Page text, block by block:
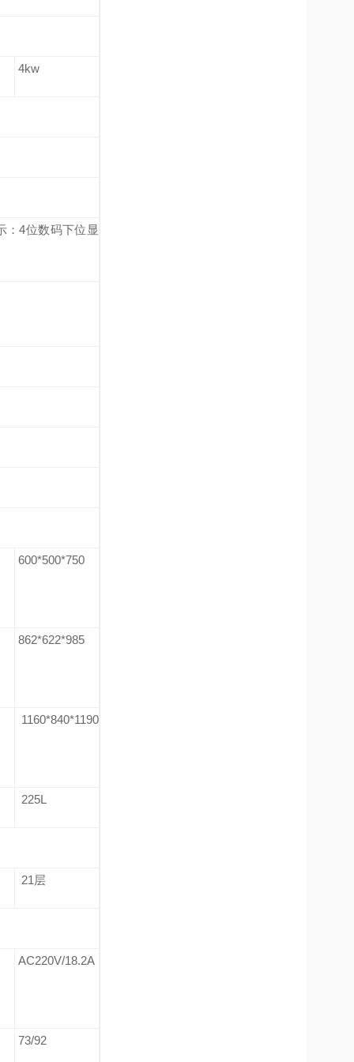
4kw
：4位数码下位显
600*500*750
862*622*985
1160*840*1190
225L
21 层
AC220V/18.2A
73/92